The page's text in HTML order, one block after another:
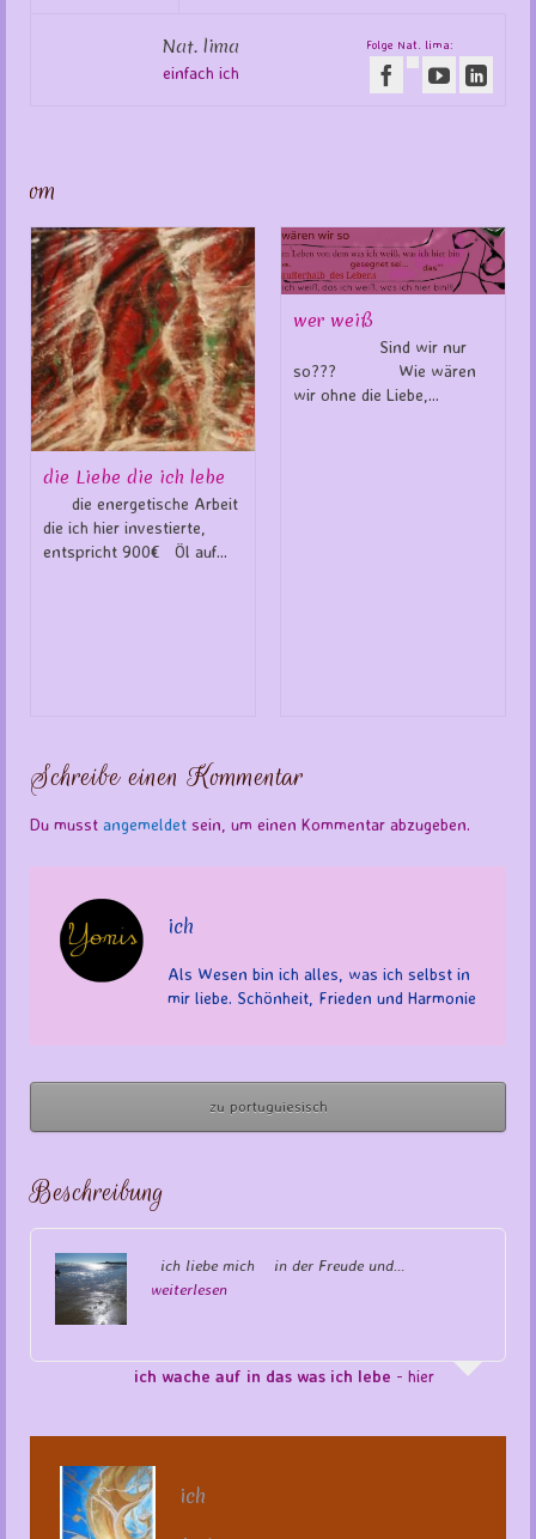
Folge Nat. lima:
Nat. lima
einfach ich
om
die Liebe die ich lebe
die energetische Arbeit
die ich hier investierte,
entspricht 900€ Öl auf...
wer weiß
Sind wir nur
so??? Wie wären
wir ohne die Liebe,...
Schreibe einen Kommentar
Du musst angemeldet sein, um einen Kommentar abzugeben.
ich
Als Wesen bin ich alles, was ich selbst in
mir liebe. Schönheit, Frieden und Harmonie
zu portuguiesisch
Beschreibung
ich liebe mich in der Freude und…
weiterlesen
ich wache auf in das was ich lebe - hier
ich